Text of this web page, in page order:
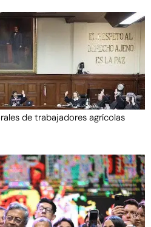
de trabajadores agrícolas